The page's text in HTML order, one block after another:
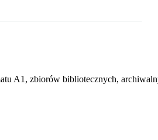
A1, zbiorów bibliotecznych,